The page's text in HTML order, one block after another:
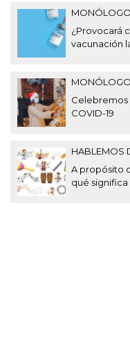
MONÓLOGO
¿Provocará
vacunación
MONÓLOGO
Celebremos
COVID-19
HABLEMOS
A propósito
qué significa